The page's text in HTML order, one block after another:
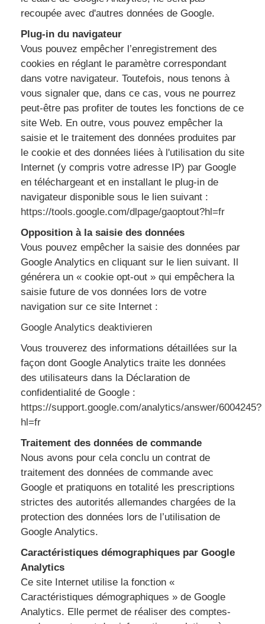
recoupée avec d'autres données de Google.
Plug-in du navigateur
Vous pouvez empêcher l’enregistrement des
cookies en réglant le paramètre correspondant
dans votre navigateur. Toutefois, nous tenons à
vous signaler que, dans ce cas, vous ne pourrez
peut-être pas profiter de toutes les fonctions de ce
site Web. En outre, vous pouvez empêcher la
saisie et le traitement des données produites par
le cookie et des données liées à l'utilisation du site
Internet (y compris votre adresse IP) par Google
en téléchargeant et en installant le plug-in de
navigateur disponible sous le lien suivant :
https://tools.google.com/dlpage/gaoptout?hl=fr
Opposition à la saisie des données
Vous pouvez empêcher la saisie des données par
Google Analytics en cliquant sur le lien suivant. Il
générera un « cookie opt-out » qui empêchera la
saisie future de vos données lors de votre
navigation sur ce site Internet :
Google Analytics deaktivieren
Vous trouverez des informations détaillées sur la
façon dont Google Analytics traite les données
des utilisateurs dans la Déclaration de
confidentialité de Google :
https://support.google.com/analytics/answer/6004245?
hl=fr
Traitement des données de commande
Nous avons pour cela conclu un contrat de
traitement des données de commande avec
Google et pratiquons en totalité les prescriptions
strictes des autorités allemandes chargées de la
protection des données lors de l’utilisation de
Google Analytics.
Caractéristiques démographiques par Google
Analytics
Ce site Internet utilise la fonction «
Caractéristiques démographiques » de Google
Analytics. Elle permet de réaliser des comptes-